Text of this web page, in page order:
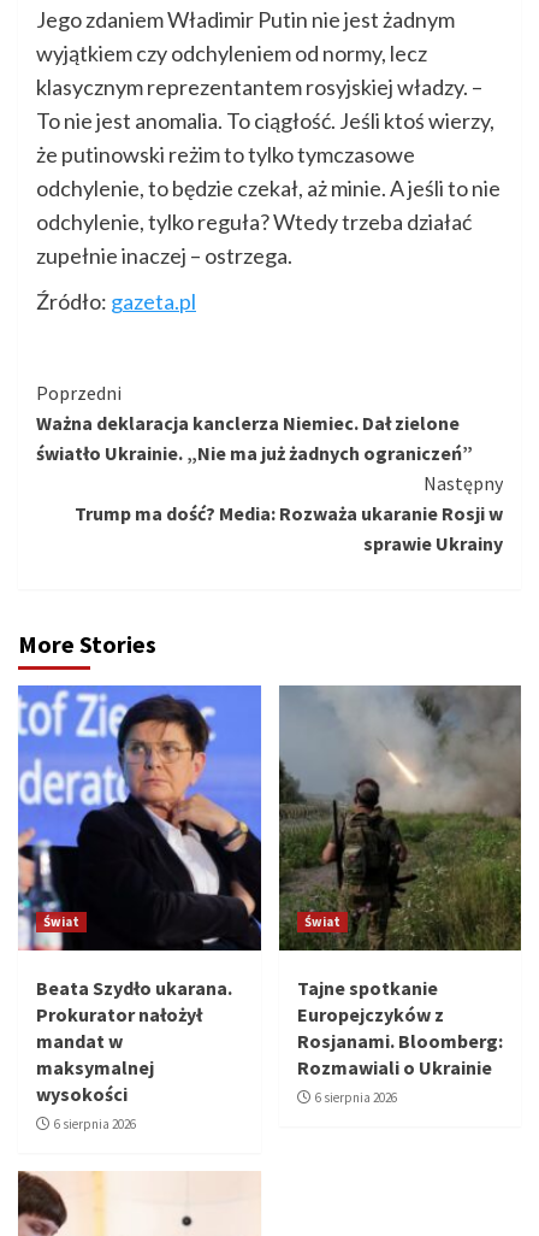
Jego zdaniem Władimir Putin nie jest żadnym
wyjątkiem czy odchyleniem od normy, lecz
klasycznym reprezentantem rosyjskiej władzy. –
To nie jest anomalia. To ciągłość. Jeśli ktoś wierzy,
że putinowski reżim to tylko tymczasowe
odchylenie, to będzie czekał, aż minie. A jeśli to nie
odchylenie, tylko reguła? Wtedy trzeba działać
zupełnie inaczej – ostrzega.
Źródło: gazeta.pl
Kontynuuj
czytanie
Poprzedni
Ważna deklaracja kanclerza Niemiec. Dał zielone
światło Ukrainie. „Nie ma już żadnych ograniczeń”
Następny
Trump ma dość? Media: Rozważa ukaranie Rosji w
sprawie Ukrainy
More Stories
Świat
Beata Szydło ukarana.
Prokurator nałożył
mandat w
maksymalnej
wysokości
6 sierpnia 2026
Świat
Tajne spotkanie
Europejczyków z
Rosjanami. Bloomberg:
Rozmawiali o Ukrainie
6 sierpnia 2026